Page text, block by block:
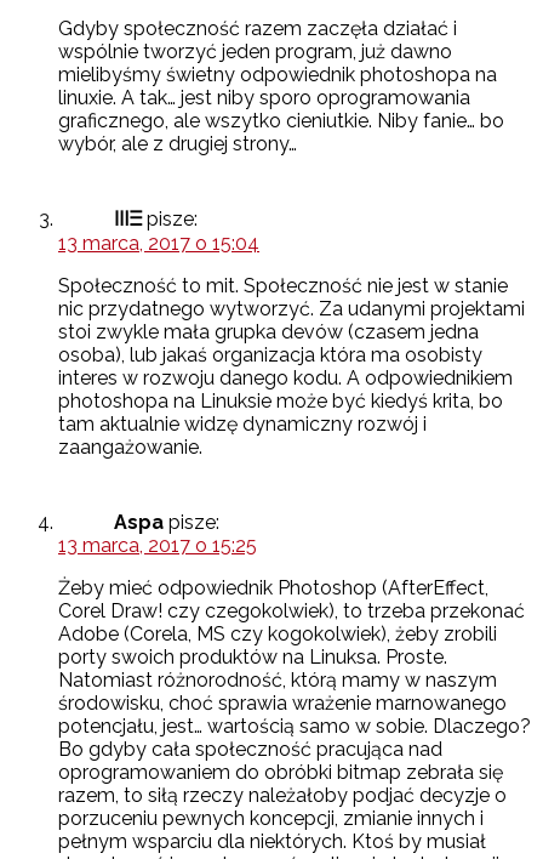
Gdyby społeczność razem zaczęła działać i
wspólnie tworzyć jeden program, już dawno
mielibyśmy świetny odpowiednik photoshopa na
linuxie. A tak… jest niby sporo oprogramowania
graficznego, ale wszytko cieniutkie. Niby fanie… bo
wybór, ale z drugiej strony…
ⲼⲶ pisze:
13 marca, 2017 o 15:04
Społeczność to mit. Społeczność nie jest w stanie
nic przydatnego wytworzyć. Za udanymi projektami
stoi zwykle mała grupka devów (czasem jedna
osoba), lub jakaś organizacja która ma osobisty
interes w rozwoju danego kodu. A odpowiednikiem
photoshopa na Linuksie może być kiedyś krita, bo
tam aktualnie widzę dynamiczny rozwój i
zaangażowanie.
Aspa pisze:
13 marca, 2017 o 15:25
Żeby mieć odpowiednik Photoshop (AfterEffect,
Corel Draw! czy czegokolwiek), to trzeba przekonać
Adobe (Corela, MS czy kogokolwiek), żeby zrobili
porty swoich produktów na Linuksa. Proste.
Natomiast różnorodność, którą mamy w naszym
środowisku, choć sprawia wrażenie marnowanego
potencjału, jest… wartością samo w sobie. Dlaczego?
Bo gdyby cała społeczność pracująca nad
oprogramowaniem do obróbki bitmap zebrała się
razem, to siłą rzeczy należałoby podjać decyzje o
porzuceniu pewnych koncepcji, zmianie innych i
pełnym wsparciu dla niektórych. Ktoś by musiał